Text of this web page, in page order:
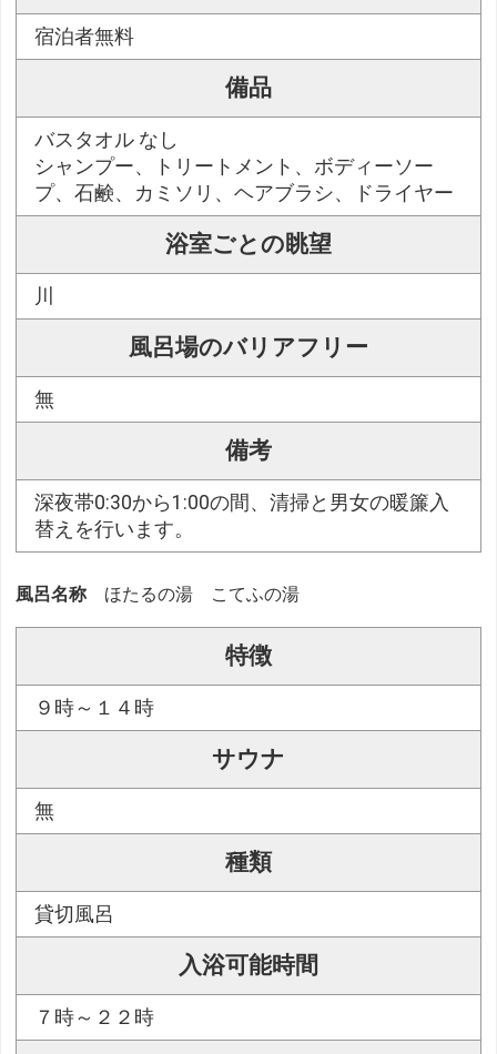
宿泊者無料
備品
バスタオル なし
シャンプー、トリートメント、ボディーソー
プ、石鹸、カミソリ、ヘアブラシ、ドライヤー
浴室ごとの眺望
川
風呂場のバリアフリー
無
備考
深夜帯0:30から1:00の間、清掃と男女の暖簾入
替えを行います。
風呂名称 ほたるの湯 こてふの湯
特徴
９時～１４時
サウナ
無
種類
貸切風呂
入浴可能時間
７時～２２時